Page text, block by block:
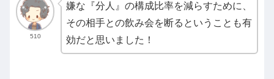
510
嫌な『分人』の構成比率を減らすために、
その相手との飲み会を断るということも有
効だと思いました！